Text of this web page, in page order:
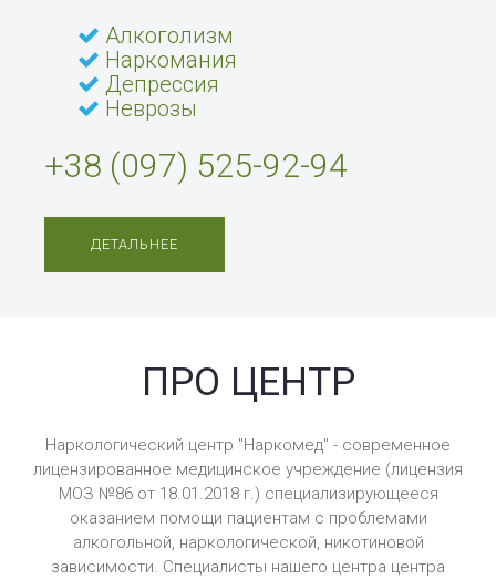
Алкоголизм
Наркомания
Депрессия
Неврозы
+38 (097) 525-92-94
ДЕТАЛЬНЕЕ
Депрессия
Неврозы
+38 (097) 525-92-94
ПРО ЦЕНТР
Наркологический центр "Наркомед" - современное
лицензированное медицинское учреждение (лицензия
МОЗ №86 от 18.01.2018 г.) специализирующееся
оказанием помощи пациентам с проблемами
алкогольной, наркологической, никотиновой
зависимости. Специалисты нашего центра центра